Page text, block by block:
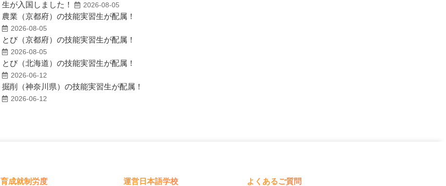
生が入国しました！
2026-08-05
農業（京都府）の技能実習生が配属！
2026-08-05
とび（京都府）の技能実習生が配属！
2026-08-05
とび（北海道）の技能実習生が配属！
2026-06-12
掘削（神奈川県）の技能実習生が配属！
2026-06-12
育成就制労度 運営日本語学校 よくあるご質問